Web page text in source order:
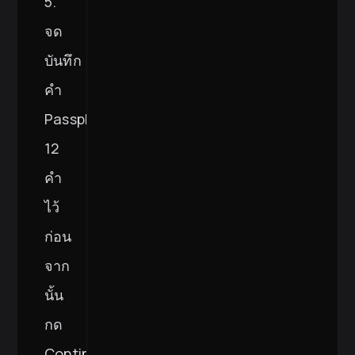
จด
บันทึก
คำ
Passphrase
12
คำ
ไว้
ก่อน
จาก
นั้น
กด